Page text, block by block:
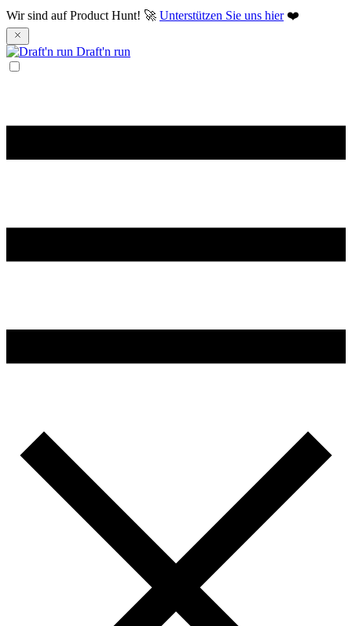
Wir sind auf Product Hunt! 🚀 Unterstützen Sie uns hier❤️
Draft'n run